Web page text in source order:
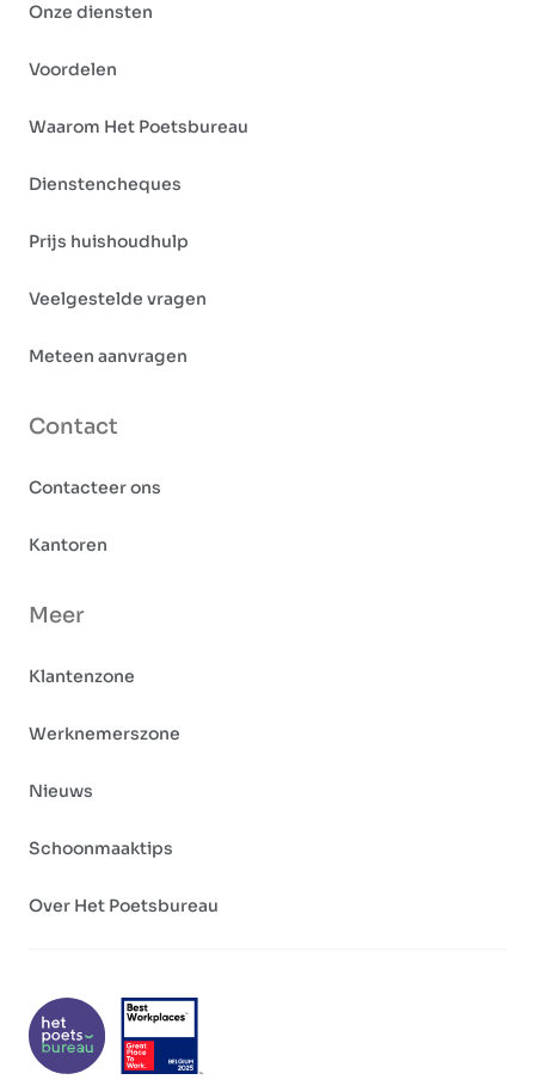
Onze diensten
Voordelen
Waarom Het Poetsbureau
Dienstencheques
Prijs huishoudhulp
Veelgestelde vragen
Meteen aanvragen
Contact
Contacteer ons
Kantoren
Meer
Klantenzone
Werknemerszone
Nieuws
Schoonmaaktips
Over Het Poetsbureau